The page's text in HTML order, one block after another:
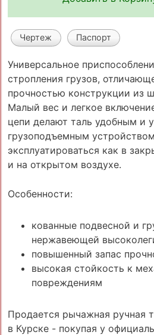
Чертеж Паспорт
Универсальное
стропления грузов,
прочностью конструкции из
Малый вес и легкое
цепи делают таль удобным и
грузоподъемным
эксплуатироваться как в
и на открытом воздухе.
Особенности:
кованные подвесной и
нержавеющей
повышенный запас
высокая стойкость к
повреждениям
Продается рычажная ручная
в Курске - покупая у